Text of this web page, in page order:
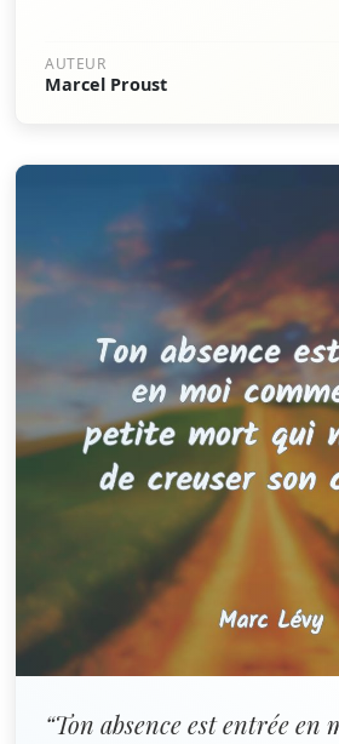
AUTEUR
Marcel Proust
“Ton absence est entrée en